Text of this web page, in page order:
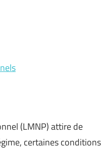
(LMNP) attire de
certaines conditions